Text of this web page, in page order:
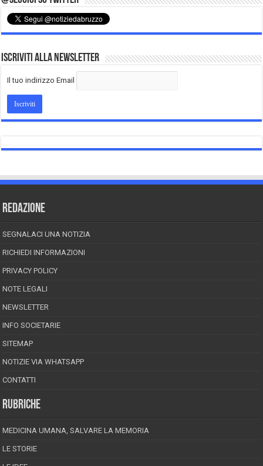
Iscriviti alla Newsletter
Il tuo indirizzo Email
REDAZIONE
SEGNALACI UNA NOTIZIA
RICHIEDI INFORMAZIONI
PRIVACY POLICY
NOTE LEGALI
NEWSLETTER
INFO SOCIETARIE
SITEMAP
NOTIZIE VIA WHATSAPP
CONTATTI
RUBRICHE
MEDICINA UMANA, SALVARE LA MEMORIA
LE STORIE